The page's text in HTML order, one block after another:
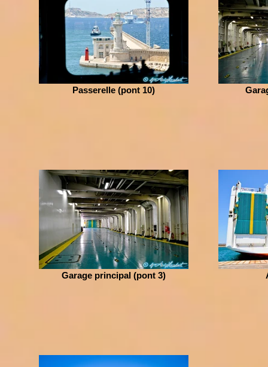
Passerelle (pont 10)
Garage principal (pont 3)